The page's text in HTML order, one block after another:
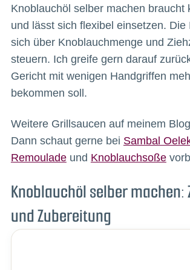
Knoblauchöl selber machen braucht
und lässt sich flexibel einsetzen. Die
sich über Knoblauchmenge und
steuern. Ich greife gern darauf
Gericht mit wenigen Handgriffen
bekommen soll.
Weitere Grillsaucen auf meinem
Dann schaut gerne bei Sambal
Remouladeund Knoblauchsoße
Knoblauchöl selber machen:
und Zubereitung